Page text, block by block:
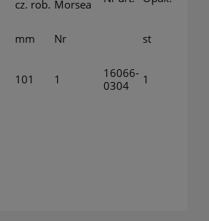
cz. rob. Morsea
mm Nr st
101 1
16066-
0304
1